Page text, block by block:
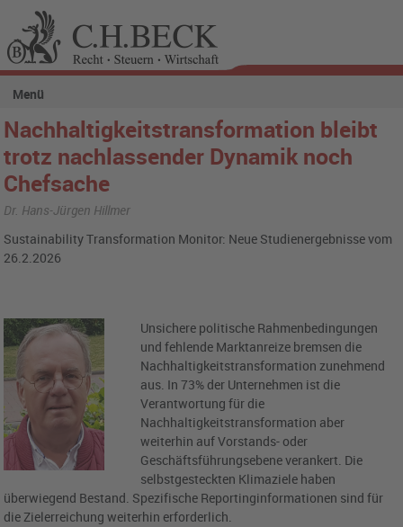
Menü
Nachhaltigkeitstransformation bleibt
trotz nachlassender Dynamik noch
Chefsache
Dr. Hans-Jürgen Hillmer
Sustainability Transformation Monitor: Neue Studienergebnisse vom
26.2.2026
Unsichere politische Rahmenbedingungen
und fehlende Marktanreize bremsen die
Nachhaltigkeitstransformation zunehmend
aus. In 73% der Unternehmen ist die
Verantwortung für die
Nachhaltigkeitstransformation aber
weiterhin auf Vorstands- oder
Geschäftsführungsebene verankert. Die
selbstgesteckten Klimaziele haben
überwiegend Bestand. Spezifische Reportinginformationen sind für
die Zielerreichung weiterhin erforderlich.